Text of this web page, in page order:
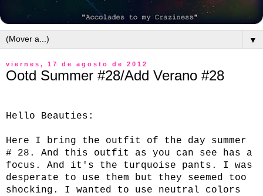
▼
viernes, 17 de agosto de 2012
Ootd Summer #28/Add Verano #28
Hello Beauties:
Here I bring the outfit of the day summer
# 28. And this outfit as you can see has a
focus. And it's the turquoise pants. I was
desperate to use them but they seemed too
shocking. I wanted to use neutral colors